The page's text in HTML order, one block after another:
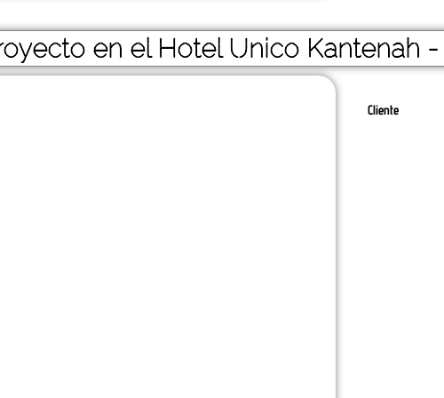
en el Hotel Unico Kantenah -
Cliente